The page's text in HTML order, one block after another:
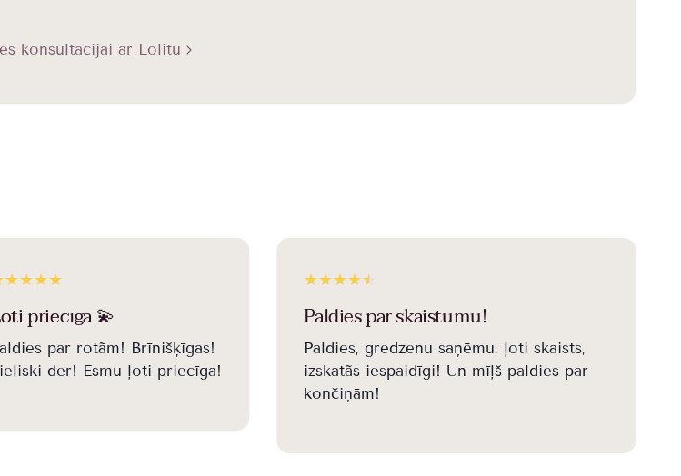
konsultācijai ar Lolitu
priecīga 💫
par rotãm! Brīnišķīgas!
der! Esmu ļoti priecīga!
Paldies par skaistumu!
Paldies, gredzenu saņēmu, ļoti skaists,
izskatãs iespaidīgi! Un mīļš paldies par
končiņām!